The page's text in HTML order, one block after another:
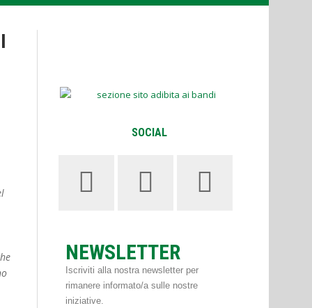
SOCIAL
NEWSLETTER
Iscriviti alla nostra newsletter per
rimanere informato/a sulle nostre
iniziative.